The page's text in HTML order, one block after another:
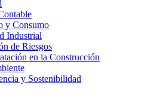
y Consumo
Industrial
de Riesgos
en la Construcción
y Sostenibilidad